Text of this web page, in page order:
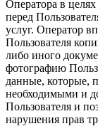
Оператора в
перед
услуг. Оператор
Пользователя
либо иного
фотографию
данные, которые,
необходимыми и
Пользователя и
нарушения прав